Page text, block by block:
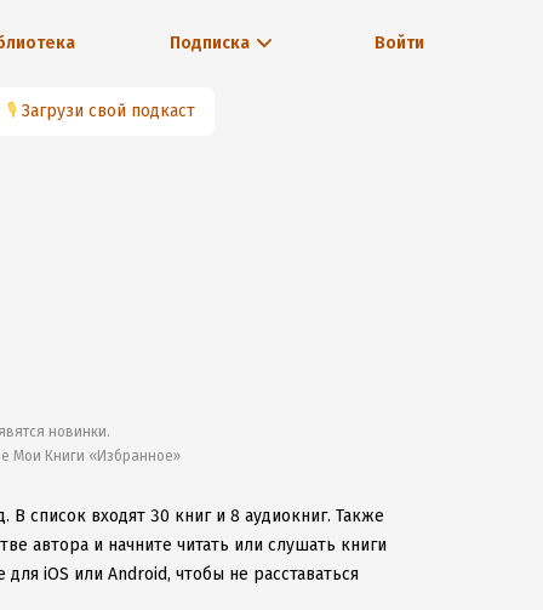
Подписка Войти
🎙 Загрузи свой подкаст
новинки.
Мои Книги «Избранное»
В список входят 30 книг и 8 аудиокниг. Также
автора и начните читать или слушать книги
iOS или Android, чтобы не расставаться